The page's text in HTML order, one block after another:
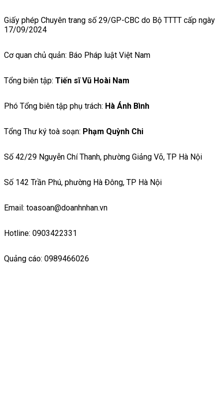
Giấy phép Chuyên trang số 29/GP-CBC do Bộ TTTT cấp ngày
17/09/2024
Cơ quan chủ quản: Báo Pháp luật Việt Nam
Tổng biên tập: Tiến sĩ Vũ Hoài Nam
Phó Tổng biên tập phụ trách: Hà Ánh Bình
Tổng Thư ký toà soạn: Phạm Quỳnh Chi
Số 42/29 Nguyễn Chí Thanh, phường Giảng Võ, TP Hà Nội
Số 142 Trần Phú, phường Hà Đông, TP Hà Nội
Email: toasoan@doanhnhan.vn
Hotline: 0903422331
Quảng cáo: 0989466026